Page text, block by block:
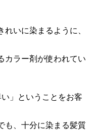
いに染まるように、
カラー剤が使われてい
」ということをお客
も、十分に染まる髪質